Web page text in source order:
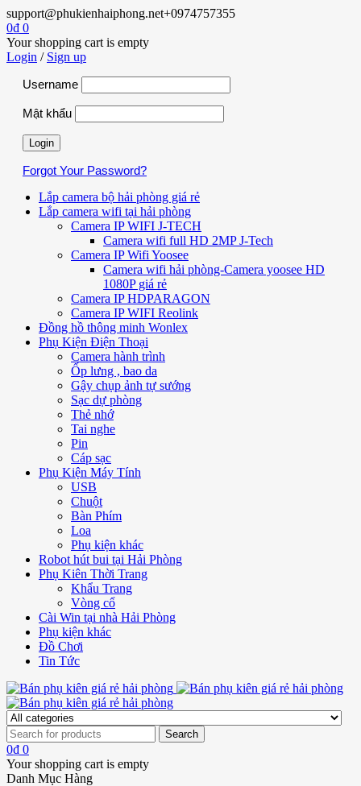
support@phukienhaiphong.net+0974757355
0₫ 0
Your shopping cart is empty
Login / Sign up
Username
Mật khẩu
Forgot Your Password?
Lắp camera bộ hải phòng giá rẻ
Lắp camera wifi tại hải phòng
Camera IP WIFI J-TECH
Camera wifi full HD 2MP J-Tech
Camera IP Wifi Yoosee
Camera wifi hải phòng-Camera yoosee HD
1080P giá rẻ
Camera IP HDPARAGON
Camera IP WIFI Reolink
Đồng hồ thông minh Wonlex
Phụ Kiện Điện Thoại
Camera hành trình
Ốp lưng , bao da
Gậy chụp ảnh tự sướng
Sạc dự phòng
Thẻ nhớ
Tai nghe
Pin
Cáp sạc
Phụ Kiện Máy Tính
USB
Chuột
Bàn Phím
Loa
Phụ kiện khác
Robot hút bui tại Hải Phòng
Phụ Kiên Thời Trang
Khẩu Trang
Vòng cổ
Cài Win tại nhà Hải Phòng
Phụ kiện khác
Đồ Chơi
Tin Tức
0₫ 0
Your shopping cart is empty
Danh Mục Hàng